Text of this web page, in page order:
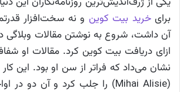
برایخرید بیت کوین و نه سخت‌افزار
آن داشت، شروع به نوشتن مقالات وبلاگی
ازای دریافت بیت کوین کرد. مقالات او
نشان می‌داد که فراتر از سن او بود. این